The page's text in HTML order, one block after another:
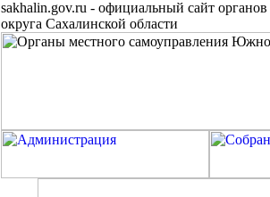
sakhalin.gov.ru - официальный сайт
округа Сахалинской области